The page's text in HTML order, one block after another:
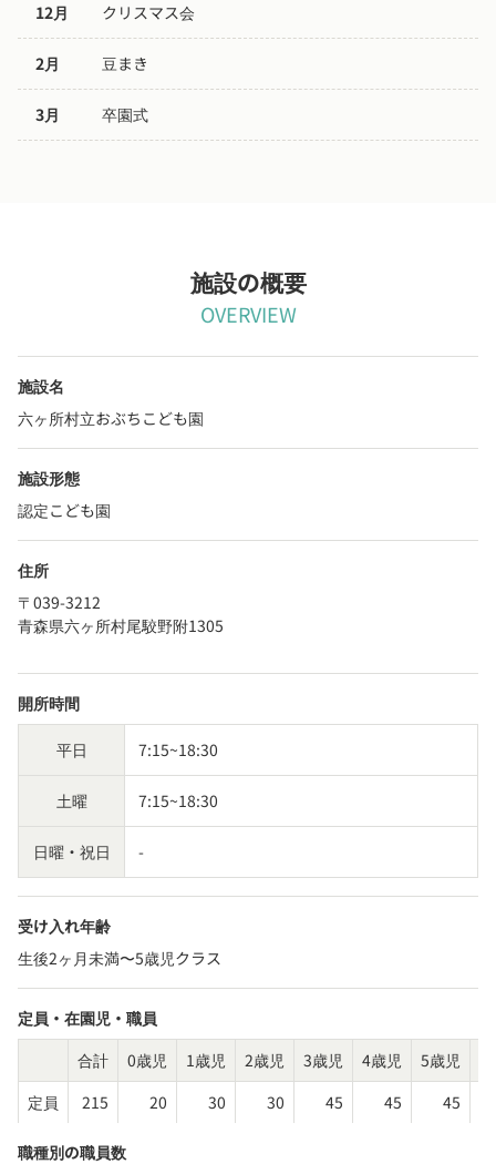
12月 クリスマス会
2月 豆まき
3月 卒園式
施設の概要
OVERVIEW
施設名
六ヶ所村立おぶちこども園
施設形態
認定こども園
住所
〒039-3212
青森県六ヶ所村尾駮野附1305
開所時間
平日 7:15~18:30
土曜 7:15~18:30
日曜・祝日 -
受け入れ年齢
生後2ヶ月未満〜5歳児クラス
定員・在園児・職員
合計
0歳児 1歳児 2歳児 3歳児 4歳児 5歳児
定員
215 20 30 30 45 45 45
職種別の職員数